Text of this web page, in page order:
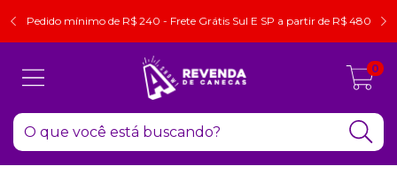
Pedido mínimo de R$ 240 - Frete Grátis Sul E SP a partir de R$ 480
0